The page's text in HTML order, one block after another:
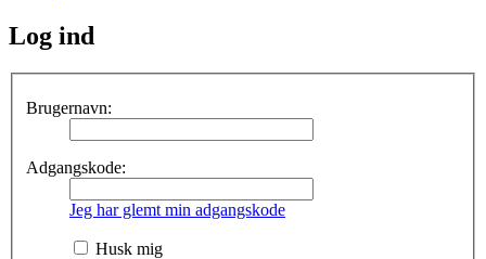
Log ind
Brugernavn:
Adgangskode:
Jeg har glemt min adgangskode
Husk mig